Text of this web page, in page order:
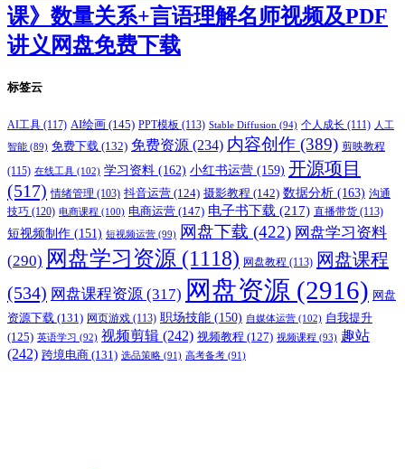
课》数量关系+言语理解名师视频及PDF
讲义网盘免费下载
标签云
AI工具 (117) AI绘画 (145) PPT模板 (113) Stable Diffusion (94) 个人成长 (111) 人工
智能 (89) 免费下载 (132) 免费资源 (234) 内容创作 (389) 剪映教程
(115) 在线工具 (102) 学习资料 (162) 小红书运营 (159) 开源项目
(517) 情绪管理 (103) 抖音运营 (124) 摄影教程 (142) 数据分析 (163) 沟通
技巧 (120) 电商课程 (100) 电商运营 (147) 电子书下载 (217) 直播带货 (113)
短视频制作 (151) 短视频运营 (99) 网盘下载 (422) 网盘学习资料
(290) 网盘学习资源 (1118) 网盘教程 (113) 网盘课程
(534) 网盘课程资源 (317) 网盘资源 (2916) 网盘
资源下载 (131) 网页游戏 (113) 职场技能 (150) 自媒体运营 (102) 自我提升
(125) 英语学习 (92) 视频剪辑 (242) 视频教程 (127) 视频课程 (93) 趣站
(242) 跨境电商 (131) 选品策略 (91) 高考备考 (91)